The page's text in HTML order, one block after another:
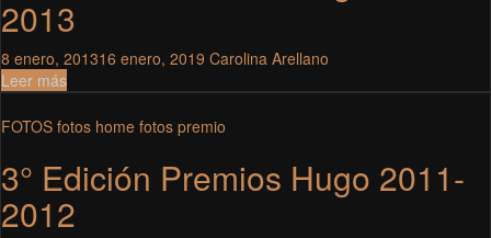
2013
8 enero, 201316 enero, 2019 Carolina Arellano
Leer más
FOTOS fotos home fotos premio
3° Edición Premios Hugo 2011-
2012